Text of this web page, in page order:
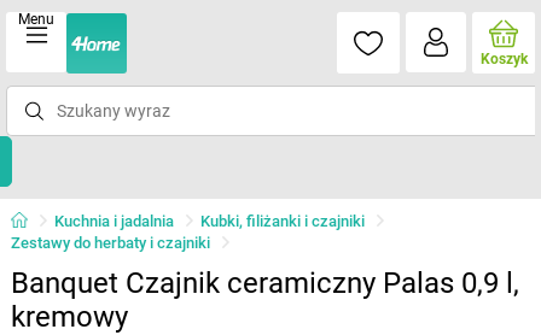
Menu
Koszyk
Kuchnia i jadalnia
Kubki, filiżanki i czajniki
Zestawy do herbaty i czajniki
Banquet Czajnik ceramiczny Palas 0,9 l,
kremowy